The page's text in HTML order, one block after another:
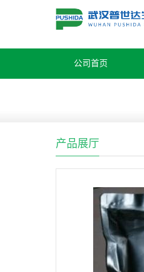
公司首页
产品展厅